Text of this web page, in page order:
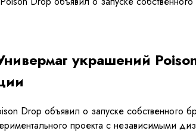
украшений
Drop объявил о запуске
проекта с независимыми